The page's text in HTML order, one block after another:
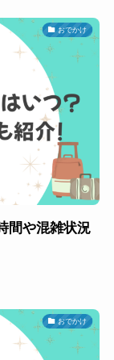
おでかけ
間や混雑状況
おでかけ